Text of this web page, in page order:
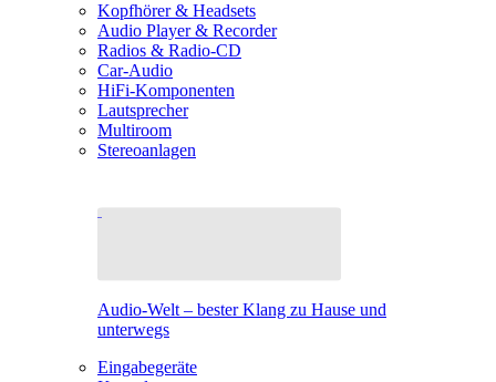
Kopfhörer & Headsets
Audio Player & Recorder
Radios & Radio-CD
Car-Audio
HiFi-Komponenten
Lautsprecher
Multiroom
Stereoanlagen
Audio-Welt – bester Klang zu Hause und
unterwegs
Eingabegeräte